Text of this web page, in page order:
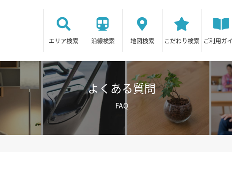
エリア検索 沿線検索 地図検索 こだわり検索 ご利用ガ
よくある質問
FAQ